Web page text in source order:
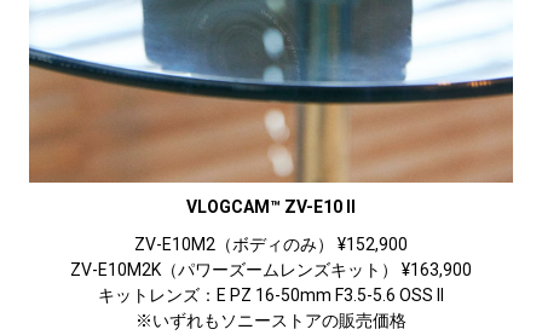
VLOGCAM™ ZV-E10 II
ZV-E10M2（ボディのみ） ¥152,900
ZV-E10M2K（パワーズームレンズキット） ¥163,900
キットレンズ：E PZ 16-50mm F3.5-5.6 OSS II
※いずれもソニーストアの販売価格